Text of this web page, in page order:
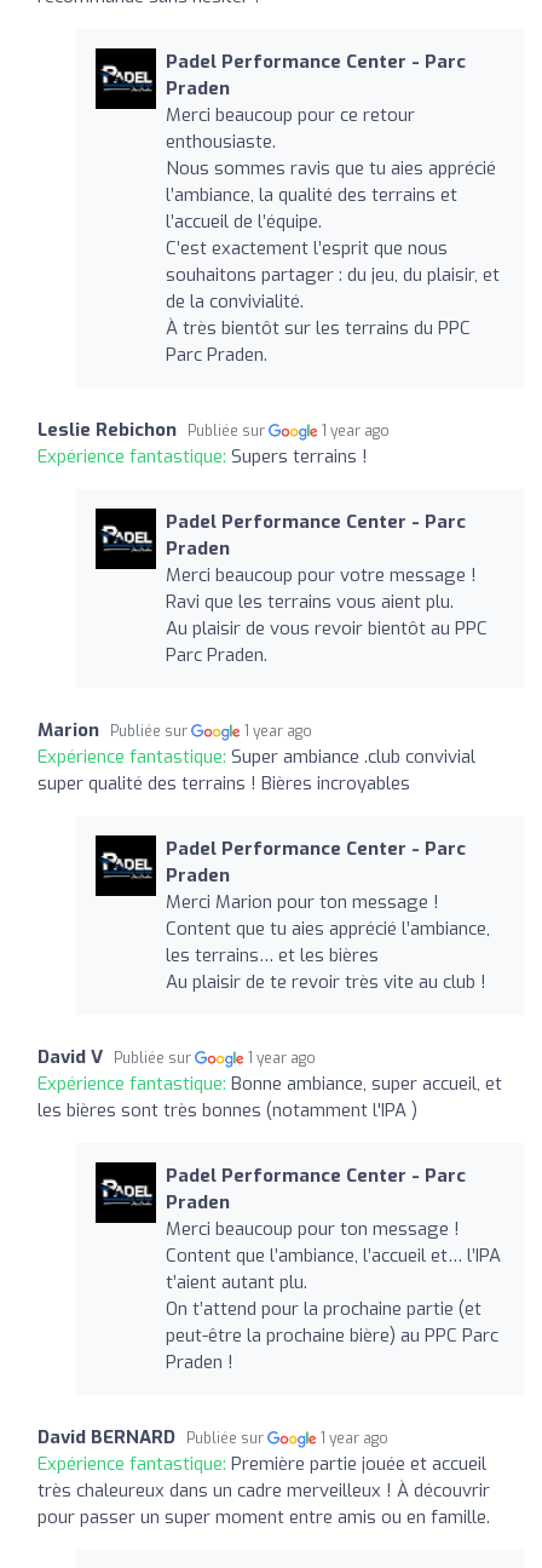
Padel Performance Center - Parc
Praden
Merci beaucoup pour ce retour
enthousiaste.
Nous sommes ravis que tu aies apprécié
l’ambiance, la qualité des terrains et
l’accueil de l’équipe.
C’est exactement l’esprit que nous
souhaitons partager : du jeu, du plaisir, et
de la convivialité.
À très bientôt sur les terrains du PPC
Parc Praden.
Leslie Rebichon Publiée sur 1 year ago
Expérience fantastique: Supers terrains !
Padel Performance Center - Parc
Praden
Merci beaucoup pour votre message !
Ravi que les terrains vous aient plu.
Au plaisir de vous revoir bientôt au PPC
Parc Praden.
Marion Publiée sur 1 year ago
Expérience fantastique: Super ambiance .club convivial
super qualité des terrains ! Bières incroyables
Padel Performance Center - Parc
Praden
Merci Marion pour ton message !
Content que tu aies apprécié l’ambiance,
les terrains… et les bières
Au plaisir de te revoir très vite au club !
David V Publiée sur 1 year ago
Expérience fantastique: Bonne ambiance, super accueil, et
les bières sont très bonnes (notamment l'IPA )
Padel Performance Center - Parc
Praden
Merci beaucoup pour ton message !
Content que l’ambiance, l’accueil et… l’IPA
t’aient autant plu.
On t’attend pour la prochaine partie (et
peut-être la prochaine bière) au PPC Parc
Praden !
David BERNARD Publiée sur 1 year ago
Expérience fantastique: Première partie jouée et accueil
très chaleureux dans un cadre merveilleux ! À découvrir
pour passer un super moment entre amis ou en famille.